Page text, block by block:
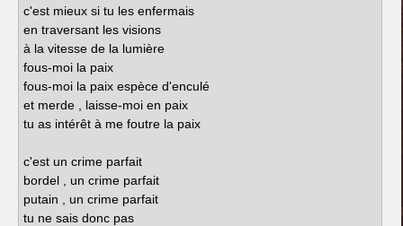
c'est mieux si tu les enfermais
en traversant les visions
à la vitesse de la lumière
fous-moi la paix
fous-moi la paix espèce d'enculé
et merde , laisse-moi en paix
tu as intérêt à me foutre la paix
c'est un crime parfait
bordel , un crime parfait
putain , un crime parfait
tu ne sais donc pas